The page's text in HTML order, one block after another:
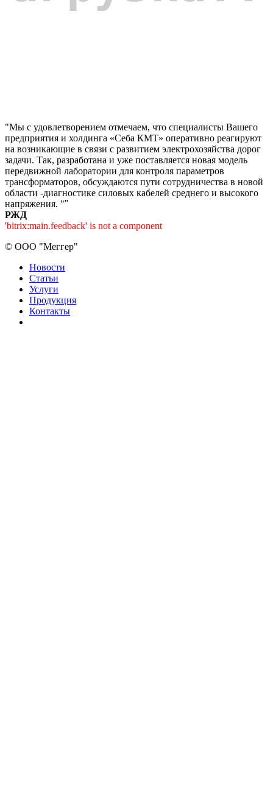
"Мы с удовлетворением отмечаем, что специалисты Вашего
предприятия и холдинга «Себа КМТ» оперативно реагируют
на возникающие в связи с развитием электрохозяйства дорог
задачи. Так, разработана и уже поставляется новая модель
передвижной лаборатории для контроля параметров
трансформаторов, обсуждаются пути сотрудничества в новой
области -диагностике силовых кабелей среднего и высокого
напряжения. ""
РЖД
'bitrix:main.feedback' is not a component
© ООО "Меггер"
Новости
Статьи
Услуги
Продукция
Контакты